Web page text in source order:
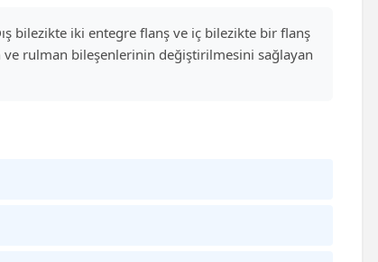
bilezikte iki entegre flanş ve iç bilezikte bir flanş
ve rulman bileşenlerinin değiştirilmesini sağlayan